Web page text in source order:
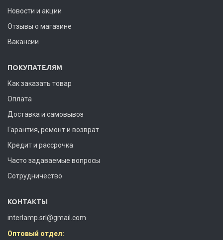
Новости и акции
Отзывы о магазине
Вакансии
ПОКУПАТЕЛЯМ
Как заказать товар
Оплата
Доставка и самовывоз
Гарантия, ремонт и возврат
Кредит и рассрочка
Часто задаваемые вопросы
Сотрудничество
КОНТАКТЫ
interlamp.srl@gmail.com
Оптовый отдел: